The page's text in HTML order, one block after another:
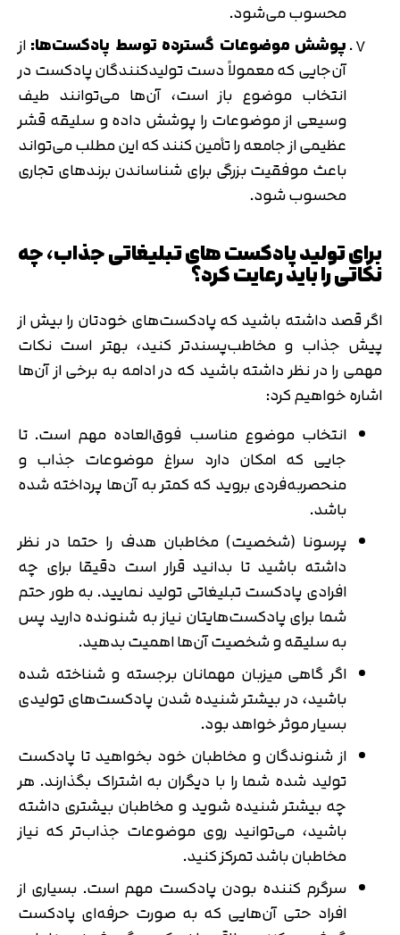
محسوب می‌شود.
پوشش موضوعات گسترده توسط پادکست‌ها:از
آن‌جایی که معمولاً دست تولیدکنندگان پادکست در
انتخاب موضوع باز است، آن‌ها می‌توانند طیف
وسیعی از موضوعات را پوشش داده و سلیقه قشر
عظیمی از جامعه را تأمین کنند که این مطلب می‌تواند
باعث موفقیت بزرگی برای شناساندن برندهای تجاری
محسوب شود.
برای تولید پادکست های تبلیغاتی جذاب، چه
نکاتی را باید رعایت کرد؟
اگر قصد داشته باشید که پادکست‌های خودتان را بیش از
پیش جذاب و مخاطب‌پسندتر کنید، بهتر است نکات
مهمی را در نظر داشته باشید که در ادامه به برخی از آن‌ها
اشاره خواهیم کرد:
انتخاب موضوع مناسب فوق‌العاده مهم است. تا
جایی که امکان دارد سراغ موضوعات جذاب و
منحصربه‌فردی بروید که کمتر به آن‌ها پرداخته شده
باشد.
پرسونا (شخصیت) مخاطبان هدف را حتما در نظر
داشته باشید تا بدانید قرار است دقیقا برای چه
افرادی پادکست تبلیغاتی تولید نمایید. به طور حتم
شما برای پادکست‌هایتان نیاز به شنونده دارید پس
به سلیقه و شخصیت آن‌ها اهمیت بدهید.
اگر گاهی میزبان مهمانان برجسته و شناخته شده
باشید، در بیشتر شنیده شدن پادکست‌های تولیدی
بسیار موثر خواهد بود.
از شنوندگان و مخاطبان خود بخواهید تا پادکست
تولید شده شما را با دیگران به اشتراک بگذارند. هر
چه بیشتر شنیده شوید و مخاطبان بیشتری داشته
باشید، می‌توانید روی موضوعات جذاب‌تر که نیاز
مخاطبان باشد تمرکز کنید.
سرگرم کننده بودن پادکست مهم است. بسیاری از
افراد حتی آن‌هایی که به صورت حرفه‌ای پادکست